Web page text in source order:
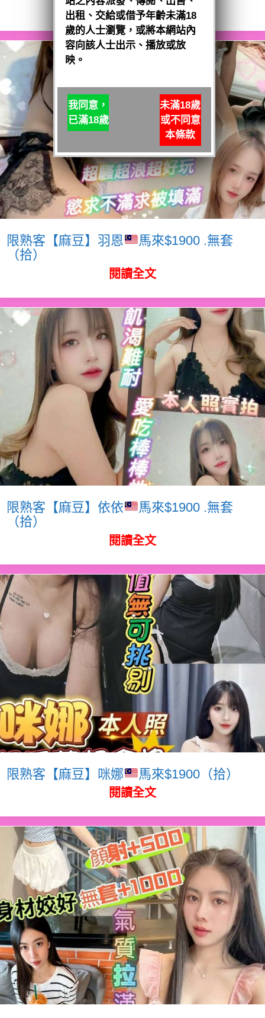
閱讀全文
限熟客【麻豆】羽恩
馬來$1900 .無套
（拾）
閱讀全文
限熟客【麻豆】依依
馬來$1900 .無套
（拾）
閱讀全文
限熟客【麻豆】咪娜 馬來$1900（拾）
閱讀全文
出租、交給或借予年齡未滿18
歲的人士瀏覽，或將本網站內
容向該人士出示、播放或放
映。
我同意，
已滿18歲
未滿18歲
或不同意
本條款